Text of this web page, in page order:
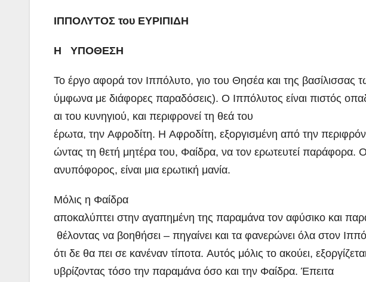
ΙΠΠΟΛΥΤΟΣ του ΕΥΡΙΠΙΔΗ
Η ΥΠΟΘΕΣΗ
Το έργο αφορά τον Ιππόλυτο, γιο του Θησέα και της
ύμφωνα με διάφορες παραδόσεις). Ο Ιππόλυτος είναι πιστός
αι του κυνηγιού, και περιφρονεί τη θεά του
έρωτα, την Αφροδίτη. Η Αφροδίτη, εξοργισμένη από την
ώντας τη θετή μητέρα του, Φαίδρα, να τον ερωτευτεί παράφορα.
ανυπόφορος, είναι μια ερωτική μανία.
Μόλις η Φαίδρα
αποκαλύπτει στην αγαπημένη της παραμάνα τον αφύσικο και
θέλοντας να βοηθήσει – πηγαίνει και τα φανερώνει όλα στον
ότι δε θα πει σε κανέναν τίποτα. Αυτός μόλις το ακούει,
υβρίζοντας τόσο την παραμάνα όσο και την Φαίδρα. Έπειτα